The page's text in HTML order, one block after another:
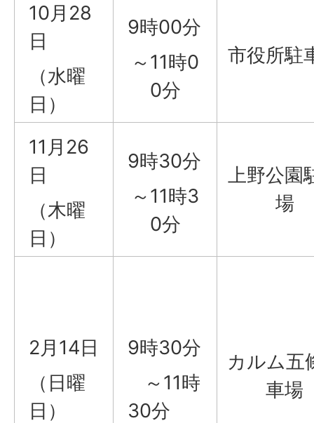
10月28
日
（水曜
日）
9時00分
～11時0
0分
市役所駐
11月26
日
（木曜
日）
9時30分
～11時3
0分
上野公園
場
2月14日
（日曜
日）
9時30分
～11時
30分
カルム五
車場